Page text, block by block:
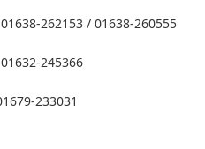
01638-262153 / 01638-260555
245366
233031